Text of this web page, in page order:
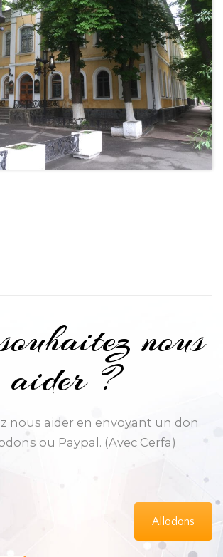
nous
aider ?
nous aider en envoyant un don
ou Paypal. (Avec Cerfa)
Allodons